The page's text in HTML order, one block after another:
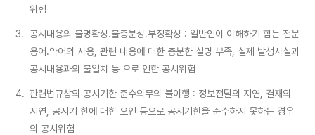
위험
3.
공시내용의 불명확성․불충분성․부정확성 : 일반인이 이해하기 힘든 전문
용어․약어의 사용, 관련 내용에 대한 충분한 설명 부족, 실제 발생사실과
공시내용과의 불일치 등 으로 인한 공시위험
4. 관련법규상의 공시기한 준수의무의 불이행 : 정보전달의 지연, 결재의
지연, 공시기 한에 대한 오인 등으로 공시기한을 준수하지 못하는 경우
의 공시위험